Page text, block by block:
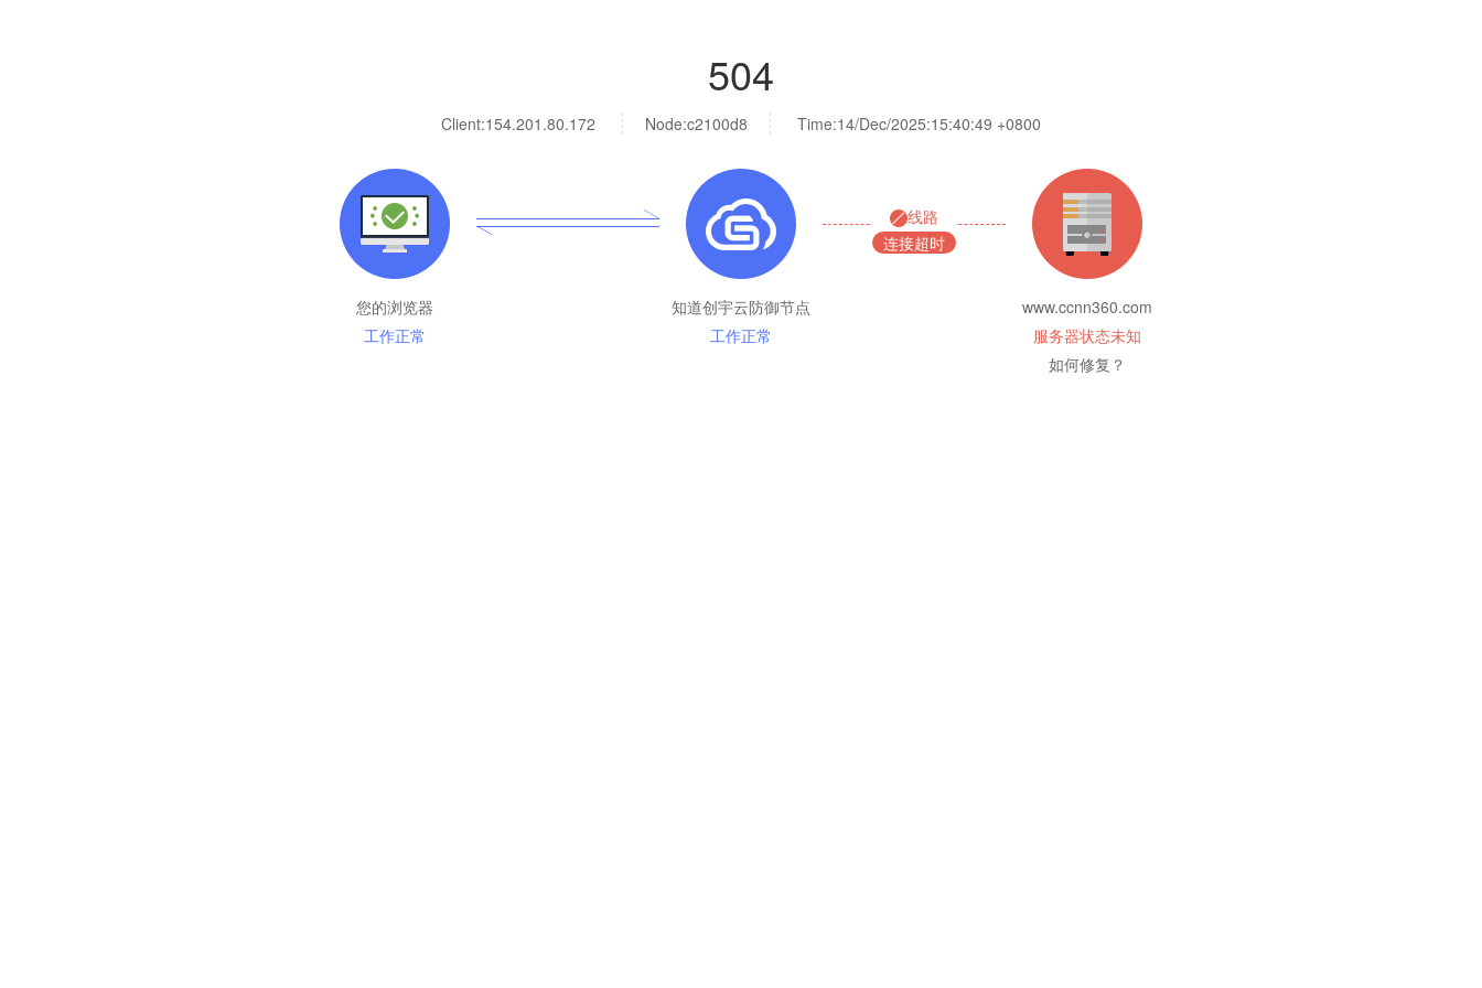
504
Client:154.201.80.172 Node:c2100d8 Time:14/Dec/2025:15:40:49 +0800
您的浏览器
工作正常
知道创宇云防御节点
工作正常
线路
连接超时
www.ccnn360.com
服务器状态未知
如何修复？